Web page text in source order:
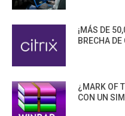
¡MÁS DE
BRECHA
¿MARK OF
CON UN